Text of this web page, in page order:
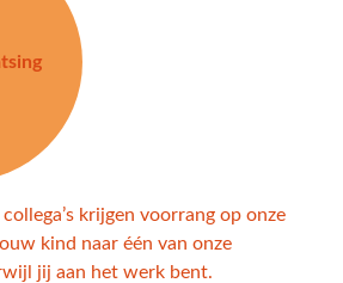
krijgen voorrang op onze
kind naar één van onze
jij aan het werk bent.